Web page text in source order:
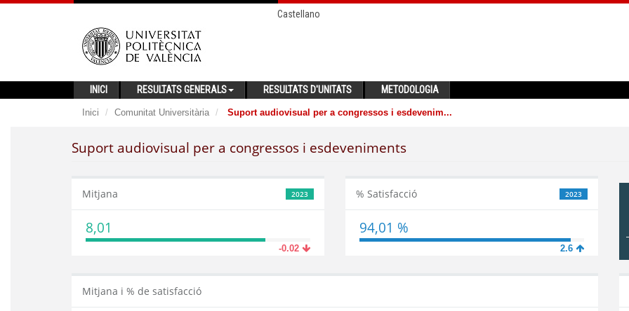
Castellano
INICI RESULTATS GENERALS RESULTATS D'UNITATS METODOLOGIA
Inici Comunitat Universitària Suport audiovisual per a congressos i esdevenim...
Suport audiovisual per a congressos i esdeveniments
2023
Mitjana
8,01
-0.02
2023
% Satisfacció
94,01 %
2.6
Mitjana i % de satisfacció